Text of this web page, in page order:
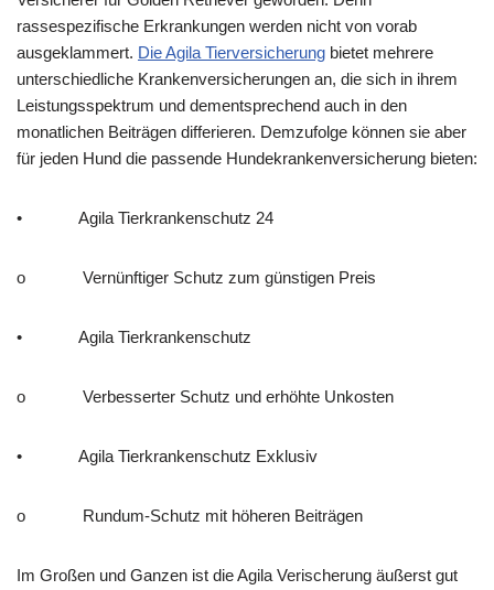
rassespezifische Erkrankungen werden nicht von vorab
ausgeklammert. Die Agila Tierversicherung bietet mehrere
unterschiedliche Krankenversicherungen an, die sich in ihrem
Leistungsspektrum und dementsprechend auch in den
monatlichen Beiträgen differieren. Demzufolge können sie aber
für jeden Hund die passende Hundekrankenversicherung bieten:
• Agila Tierkrankenschutz 24
o Vernünftiger Schutz zum günstigen Preis
• Agila Tierkrankenschutz
o Verbesserter Schutz und erhöhte Unkosten
• Agila Tierkrankenschutz Exklusiv
o Rundum-Schutz mit höheren Beiträgen
Im Großen und Ganzen ist die Agila Verischerung äußerst gut